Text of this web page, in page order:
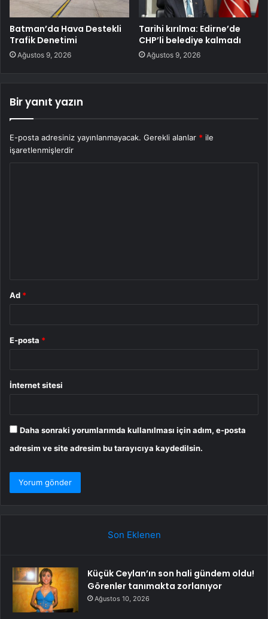
Batman’da Hava Destekli
Trafik Denetimi
Ağustos 9, 2026
Tarihi kırılma: Edirne’de
CHP’li belediye kalmadı
Ağustos 9, 2026
Bir yanıt yazın
E-posta adresiniz yayınlanmayacak. Gerekli alanlar * ile
işaretlenmişlerdir
Ad *
E-posta *
İnternet sitesi
Daha sonraki yorumlarımda kullanılması için adım, e-posta
adresim ve site adresim bu tarayıcıya kaydedilsin.
Son Eklenen
Küçük Ceylan’ın son hali gündem oldu!
Görenler tanımakta zorlanıyor
Ağustos 10, 2026